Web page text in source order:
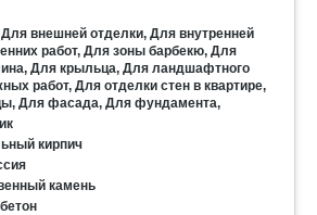
внешней отделки, Для внутренней
работ, Для зоны барбекю, Для
Для крыльца, Для ландшафтного
работ, Для отделки стен в квартире,
Для фасада, Для фундамента,
кирпич
камень
бетон